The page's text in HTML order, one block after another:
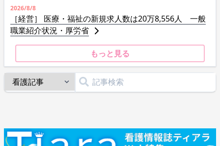
2026/8/8
［経営］ 医療・福祉の新規求人数は20万8,556人 一般
職業紹介状況・厚労省
もっと見る